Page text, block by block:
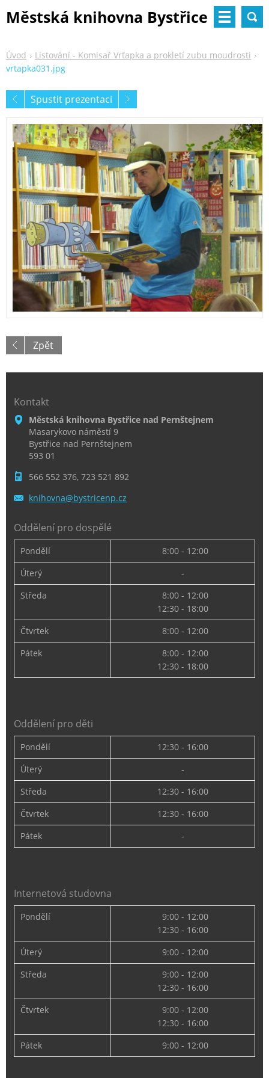
Městská knihovna Bystřice
Úvod
Listování - Komisař Vrťapka a prokletí zubu moudrosti
vrtapka031.jpg
Spustit prezentaci
Zpět
Kontakt
Městská knihovna Bystřice nad Pernštejnem
Masarykovo náměstí 9
Bystřice nad Pernštejnem
593 01
566 552 376, 723 521 892
knihovna@bystricenp.cz
Oddělení pro dospělé
Pondělí
8:00 - 12:00
Úterý
-
Středa
8:00 - 12:00
12:30 - 18:00
Čtvrtek
8:00 - 12:00
Pátek
8:00 - 12:00
12:30 - 18:00
Oddělení pro děti
Pondělí
12:30 - 16:00
Úterý
-
Středa
12:30 - 16:00
Čtvrtek
12:30 - 16:00
Pátek
-
Internetová studovna
Pondělí
9:00 - 12:00
12:30 - 16:00
Úterý
9:00 - 12:00
Středa
9:00 - 12:00
12:30 - 16:00
Čtvrtek
9:00 - 12:00
12:30 - 16:00
Pátek
9:00 - 12:00